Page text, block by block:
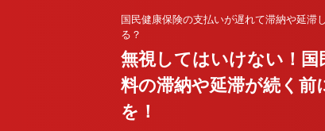
国民健康保険の支払いが遅れて滞納や延滞
る？
無視してはいけない！国
料の滞納や延滞が続く前
を！